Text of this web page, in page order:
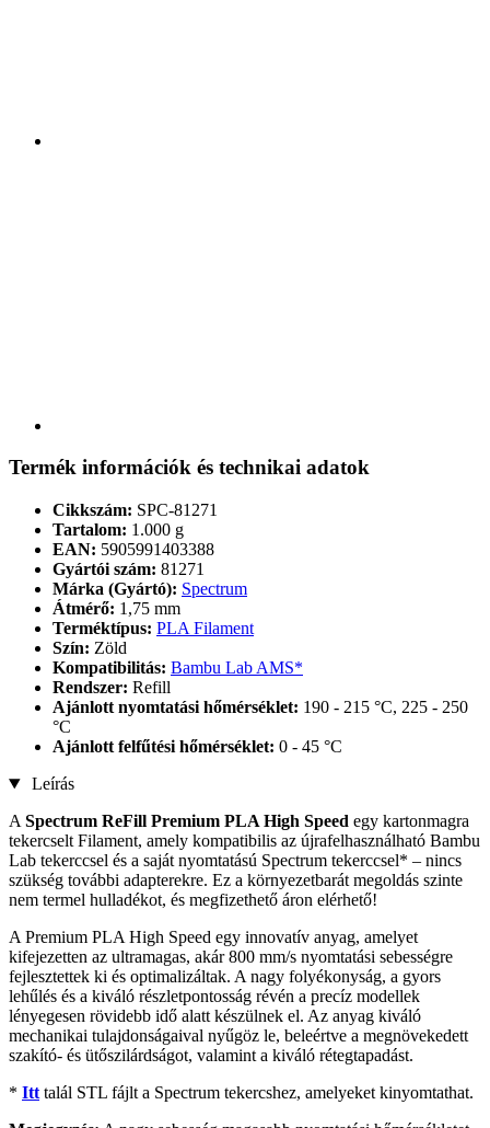
Termék információk és technikai adatok
Cikkszám: SPC-81271
Tartalom: 1.000 g
EAN: 5905991403388
Gyártói szám: 81271
Márka (Gyártó): Spectrum
Átmérő: 1,75 mm
Terméktípus: PLA Filament
Szín: Zöld
Kompatibilitás: Bambu Lab AMS*
Rendszer: Refill
Ajánlott nyomtatási hőmérséklet: 190 - 215 °C, 225 - 250
°C
Ajánlott felfűtési hőmérséklet: 0 - 45 °C
Leírás
A Spectrum ReFill Premium PLA High Speed egy kartonmagra
tekercselt Filament, amely kompatibilis az újrafelhasználható Bambu
Lab tekerccsel és a saját nyomtatású Spectrum tekerccsel* – nincs
szükség további adapterekre. Ez a környezetbarát megoldás szinte
nem termel hulladékot, és megfizethető áron elérhető!
A Premium PLA High Speed ​​​​egy innovatív anyag, amelyet
kifejezetten az ultramagas, akár 800 mm/s nyomtatási sebességre
fejlesztettek ki és optimalizáltak. A nagy folyékonyság, a gyors
lehűlés és a kiváló részletpontosság révén a precíz modellek
lényegesen rövidebb idő alatt készülnek el. Az anyag kiváló
mechanikai tulajdonságaival nyűgöz le, beleértve a megnövekedett
szakító- és ütőszilárdságot, valamint a kiváló rétegtapadást.
* Itt talál STL fájlt a Spectrum tekercshez, amelyeket kinyomtathat.